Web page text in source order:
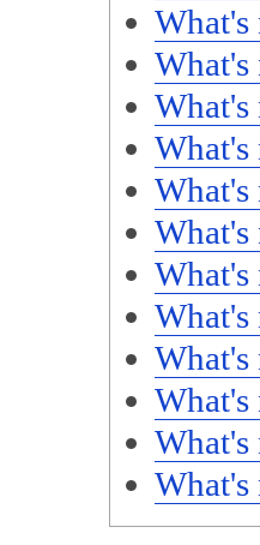
What's
What's
What's
What's
What's
What's
What's
What's
What's
What's
What's
What's